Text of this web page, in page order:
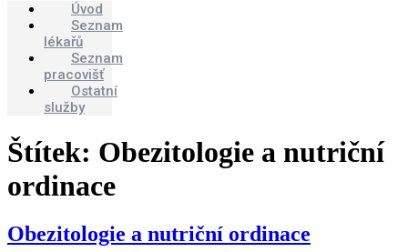
Úvod
Seznam
lékařů
Seznam
pracovišť
Ostatní
služby
Štítek: Obezitologie a nutriční
ordinace
Obezitologie a nutriční ordinace